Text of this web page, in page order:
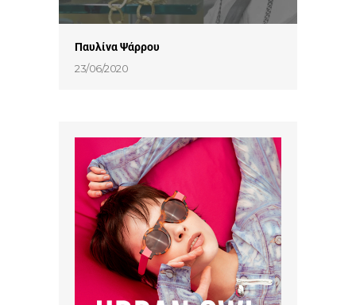
Παυλίνα Ψάρρου
23/06/2020